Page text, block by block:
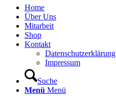
Home
Über Uns
Mitarbeit
Shop
Kontakt
Datenschutzerklärung
Impressum
Suche
Menü Menü